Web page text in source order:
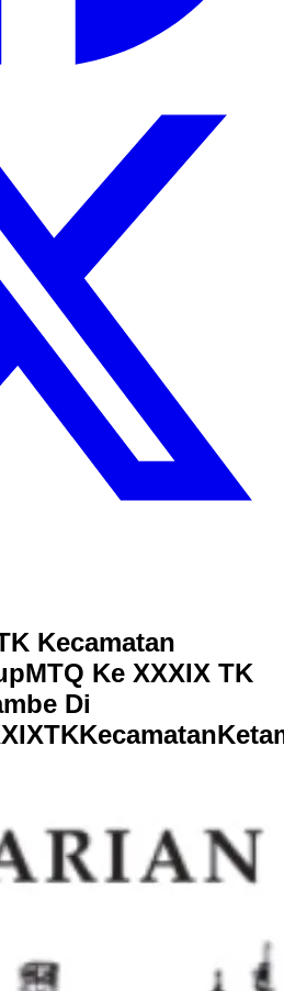
Kecamatan
MTQ Ke XXXIX TK
Di
XIXTKKecamatanKeta